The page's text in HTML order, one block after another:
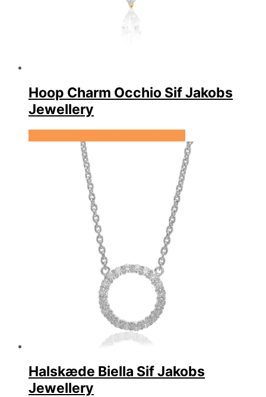
Hoop Charm Occhio Sif Jakobs
Jewellery
Halskæde Biella Sif Jakobs
Jewellery